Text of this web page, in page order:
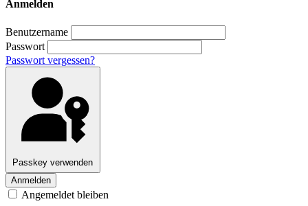
Anmelden
Benutzername
Passwort
Passwort vergessen?
Passkey verwenden
Anmelden
Angemeldet bleiben